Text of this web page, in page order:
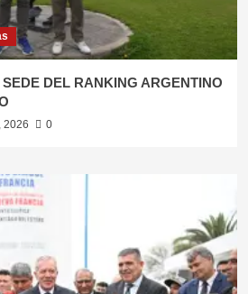
DEL RANKING ARGENTINO
2026 0